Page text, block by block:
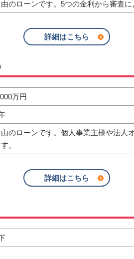
のローンです。5つの金利から審査に
詳細はこちら
万円
のローンです。個人事業主様や法人
。
詳細はこちら